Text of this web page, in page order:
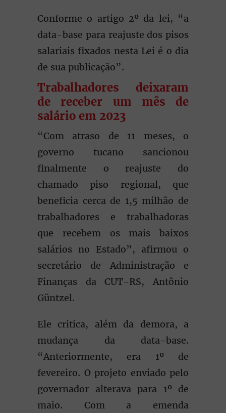
Conforme o artigo 2º da lei, “a
data-base para reajuste dos pisos
salariais fixados nesta Lei é o dia
de sua publicação”.
Trabalhadores deixaram
de receber um mês de
salário em 2023
“Com atraso de 11 meses, o
governo tucano sancionou
finalmente o reajuste do
chamado piso regional, que
beneficia cerca de 1,5 milhão de
trabalhadores e trabalhadoras
que recebem os mais baixos
salários no Estado”, afirmou o
secretário de Administração e
Finanças da CUT-RS, Antônio
Güntzel.
Ele critica, além da demora, a
mudança da data-base.
“Anteriormente, era 1º de
fevereiro. O projeto enviado pelo
governador alterava para 1º de
maio. Com a emenda